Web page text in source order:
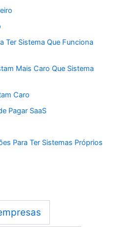
Ter Sistema Que Funciona
Mais Caro Que Sistema
Caro
Pagar SaaS
Para Ter Sistemas Próprios